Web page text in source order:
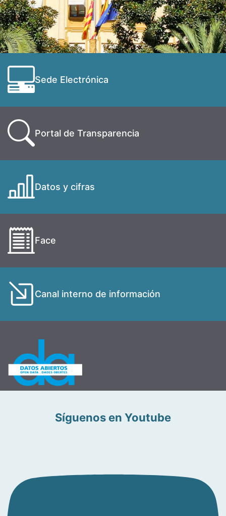
Sede Electrónica
Portal de Transparencia
Datos y cifras
Face
Canal interno de información
Síguenos en Youtube